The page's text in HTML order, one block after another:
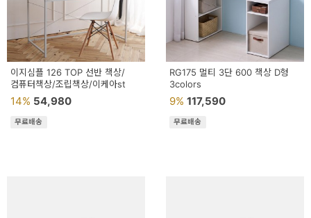
이지심플 126 TOP 선반 책상/
컴퓨터책상/조립책상/이케아st
14% 54,980
무료배송
RG175 멀티 3단 600 책상 D형
3colors
9% 117,590
무료배송